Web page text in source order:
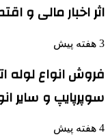
اثر اخبار مالی و
3 هفته پیش
سوپرپایپ و سایر
4 هفته پیش